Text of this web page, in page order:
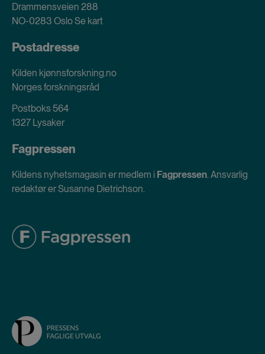
Drammensveien 288
NO-0283 OsloSe kart
Postadresse
Kilden kjønnsforskning.no
Norges forskningsråd
Postboks 564
1327 Lysaker
Fagpressen
Kildens nyhetsmagasin er medlem i Fagpressen. Ansvarlig
redaktør er Susanne Dietrichson.